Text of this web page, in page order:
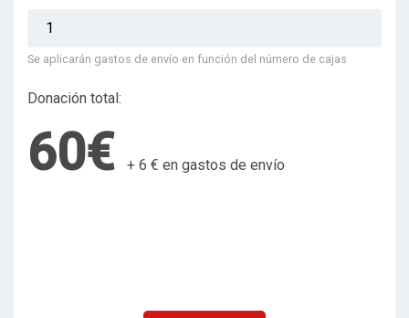
Se aplicarán gastos de envío en función del número de cajas
Donación total:
60€ + 6 € en gastos de envío